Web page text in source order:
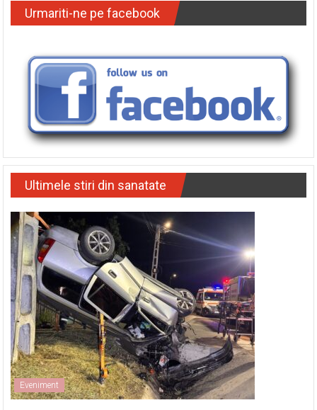
Urmariti-ne pe facebook
Ultimele stiri din sanatate
Eveniment